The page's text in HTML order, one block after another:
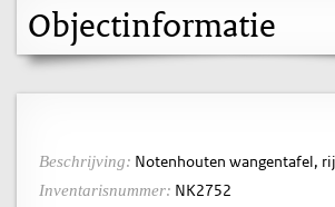
Objectinformatie
Beschrijving: Notenhouten wangentafel,
Inventarisnummer: NK2752